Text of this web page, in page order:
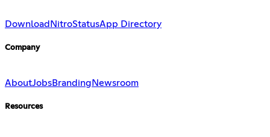
Download NitroStatusApp Directory
Company
AboutJobsBranding Newsroom
Resources